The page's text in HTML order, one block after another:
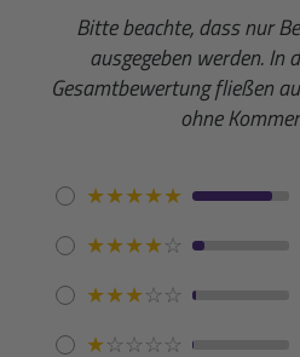
Bitte beachte, dass nur
ausgegeben werden. In
Gesamtbewertung fließen
ohne
★★★★★
★★★★☆
★★★☆☆
★☆☆☆☆